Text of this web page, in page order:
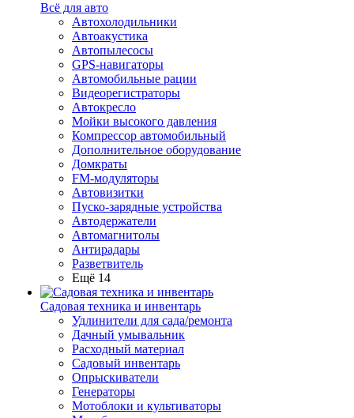
Всё для авто
Автохолодильники
Автоакустика
Автопылесосы
GPS-навигаторы
Автомобильные рации
Видеорегистраторы
Автокресло
Мойки высокого давления
Компрессор автомобильный
Дополнительное оборудование
Домкраты
FM-модуляторы
Автовизитки
Пуско-зарядные устройства
Автодержатели
Автомагнитолы
Антирадары
Разветвитель
Ещё 14
Садовая техника и инвентарь
Удлинители для сада/ремонта
Дачный умывальник
Расходный материал
Садовый инвентарь
Опрыскиватели
Генераторы
Мотоблоки и культиваторы